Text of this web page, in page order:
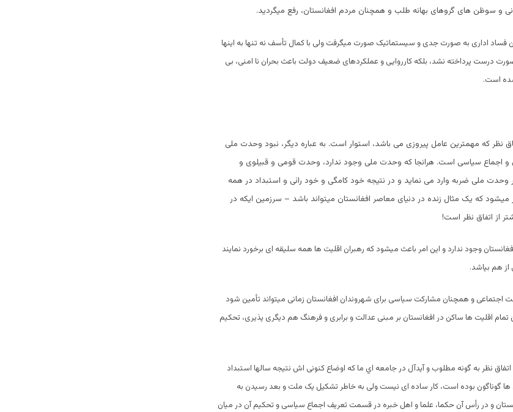
و سوظن های گروهای بهانه طلب و همچنان مردم افغانستان، رفع میگردید.
فساد اداری به صورت جدی و سیستماتیک صورت میگرفت ولی با کمال تأسف نه تنها به اینها
درست پرداخته نشد، بلکه کارروایی و عملکردهای ضعیف دولت باعث بحران نا امنی، بی
است.
نظر که مهمترین عامل پیروزی می باشد، استوار است. به عباره دیگر، نبود وحدت ملی
اجماع سیاسی است. هرانجا که وحدت ملی وجود ندارد، وحدت قومی و قبیلوی و
ملی ضربه وارد می نماید و در نتیجه خود کامگی و خود رائی و استبداد در همه
که یک مثال زنده در دنیای معاصر افغانستان میتواند باشد – سرزمین ایکه در
از اتفاق نظر است!
وجود ندارد و این امر باعث میشود که رهبران اقلیت ها همه سلیقه ای برخورد نمایند
هم بپاشد.
اجتماعی و همچنان مشارکت سیاسی برای شهروندان افغانستان زمانی میتواند تأمین شود
اقلیت ها ساکن در افغانستان بر مبنی عدالت و برابری و فرهنگ هم دیگری پذیری، تحکیم
اتفاق نظر به گونه مطلوب و آیدآل در جامعه اي ما که اوضاع کنونی اش نتیجه سالها استبداد
ها گوناگون بوده است، کار ساده ای نیست ولی به خاطر تشکیل یک ملت و بعد رسیدن به
و در رأس آن حکما، علما و اهل خبره در قسمت تعریف اجماع سیاسی و تحکیم آن در میان